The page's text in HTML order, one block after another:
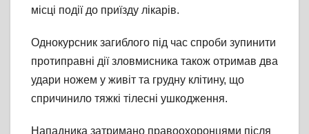
місці події до приїзду лікарів.
Однокурсник загиблого під час спроби зупинити
протиправні дії зловмисника також отримав два
удари ножем у живіт та грудну клітину, що
спричинило тяжкі тілесні ушкодження.
Нападника затримано правоохоронцями після